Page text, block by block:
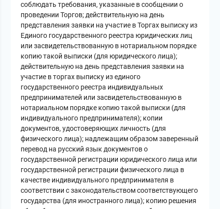
соблюдать требования, указанные в сообщении о
проведении Торгов; действительную на день
представления заявки на участие в Торгах выписку из
Единого государственного реестра юридических лиц
или засвидетельствованную в нотариальном порядке
копию такой выписки (для юридического лица);
действительную на день представления заявки на
участие в торгах выписку из единого
государственного реестра индивидуальных
предпринимателей или засвидетельствованную в
нотариальном порядке копию такой выписки (для
индивидуального предпринимателя); копии
документов, удостоверяющих личность (для
физического лица); надлежащим образом заверенный
перевод на русский язык документов о
государственной регистрации юридического лица или
государственной регистрации физического лица в
качестве индивидуального предпринимателя в
соответствии с законодательством соответствующего
государства (для иностранного лица); копию решения